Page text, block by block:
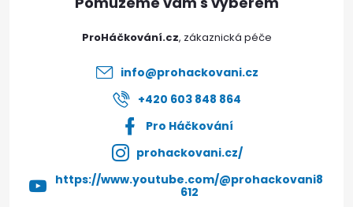
ProHáčkování.cz
info@prohackovani.cz
+420 603 848 864
Pro Háčkování
prohackovani.cz/
https://www.youtube.com/@prohackovani8
612